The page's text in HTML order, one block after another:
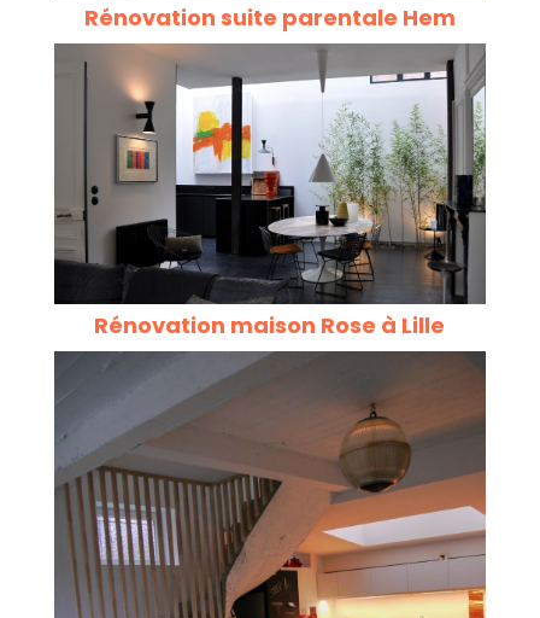
Rénovation suite parentale Hem
Rénovation maison Rose à Lille